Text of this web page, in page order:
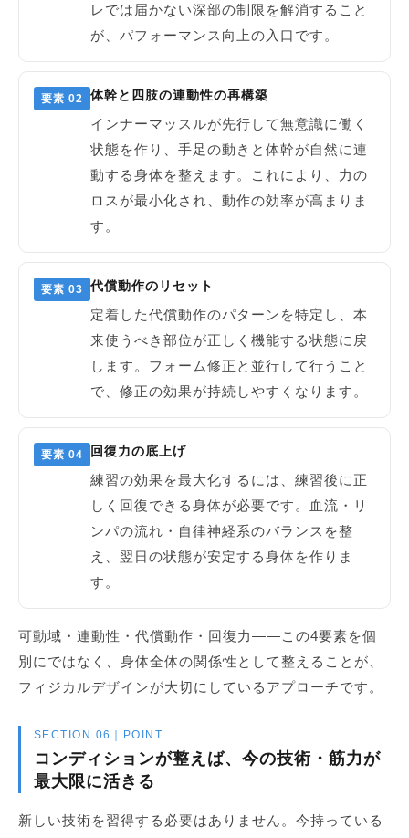
レでは届かない深部の制限を解消すること
が、パフォーマンス向上の入口です。
要素 02 体幹と四肢の連動性の再構築
インナーマッスルが先行して無意識に働く
状態を作り、手足の動きと体幹が自然に連
動する身体を整えます。これにより、力の
ロスが最小化され、動作の効率が高まりま
す。
要素 03 代償動作のリセット
定着した代償動作のパターンを特定し、本
来使うべき部位が正しく機能する状態に戻
します。フォーム修正と並行して行うこと
で、修正の効果が持続しやすくなります。
要素 04 回復力の底上げ
練習の効果を最大化するには、練習後に正
しく回復できる身体が必要です。血流・リ
ンパの流れ・自律神経系のバランスを整
え、翌日の状態が安定する身体を作りま
す。
可動域・連動性・代償動作・回復力——この4要素を個
別にではなく、身体全体の関係性として整えることが、
フィジカルデザインが大切にしているアプローチです。
SECTION 06｜POINT
コンディションが整えば、今の技術・筋力が
最大限に活きる
新しい技術を習得する必要はありません。今持っている